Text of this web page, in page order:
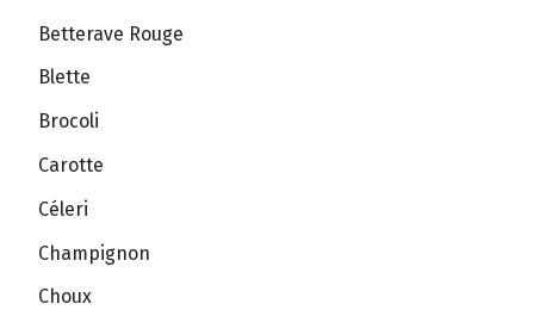
Betterave Rouge
Blette
Brocoli
Carotte
Céleri
Champignon
Choux